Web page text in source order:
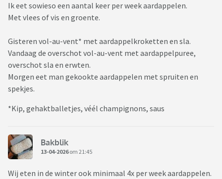
Ik eet sowieso een aantal keer per week aardappelen.
Met vlees of vis en groente.
Gisteren vol-au-vent* met aardappelkroketten en sla.
Vandaag de overschot vol-au-vent met aardappelpuree,
overschot sla en erwten.
Morgen eet man gekookte aardappelen met spruiten en
spekjes.
*Kip, gehaktballetjes, véél champignons, saus
Bakblik
13-04-2026om 21:45
Wij eten in de winter ook minimaal 4x per week aardappelen.